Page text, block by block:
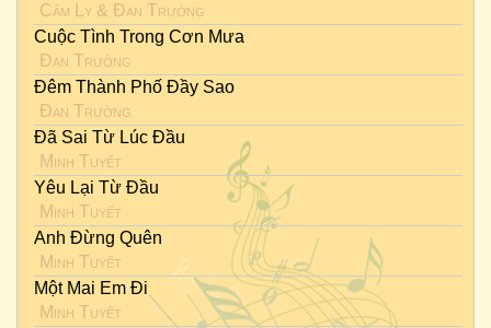
Cẩm Ly & Đan Trường
Cuộc Tình Trong Cơn Mưa
Đan Trường
Đêm Thành Phố Đầy Sao
Đan Trường
Đã Sai Từ Lúc Đầu
Minh Tuyết
Yêu Lại Từ Đầu
Minh Tuyết
Anh Đừng Quên
Minh Tuyết
Một Mai Em Đi
Minh Tuyết